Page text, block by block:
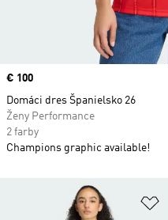
Price
€ 100
Domáci dres Španielsko 26
Ženy Performance
2 farby
Champions graphic available!